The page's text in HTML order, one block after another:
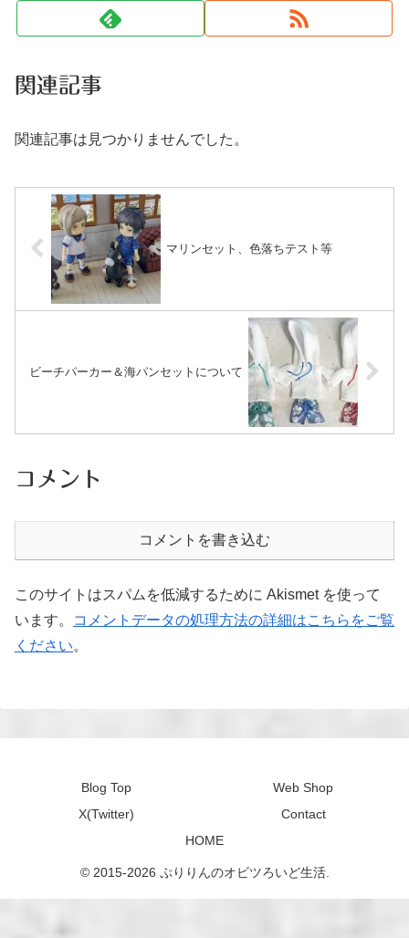
関連記事
関連記事は見つかりませんでした。
マリンセット、色落ちテスト等
ビーチパーカー＆海パンセットについて
コメント
コメントを書き込む
このサイトはスパムを低減するために Akismet を使って
います。
コメントデータの処理方法の詳細はこちらをご覧
ください。
Blog Top
Web Shop
X(Twitter)
Contact
HOME
© 2015-2026 ぷりりんのオビツろいど生活.